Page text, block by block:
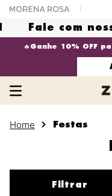
Fale com
🔥Ganhe 10% OFF
Festas
Filtrar